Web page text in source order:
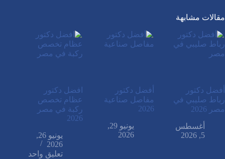
مقالات مشابهة
أفضل دكتور
رباط صليبي في
مصر 2026
أغسطس
5, 2026
أفضل دكتور
مفاصل صناعية
2026
يونيو 29,
2026
افضل دكتور
عظام تخصص
ركبة في مصر
2026
يونيو 26,
2026
تعليق واحد